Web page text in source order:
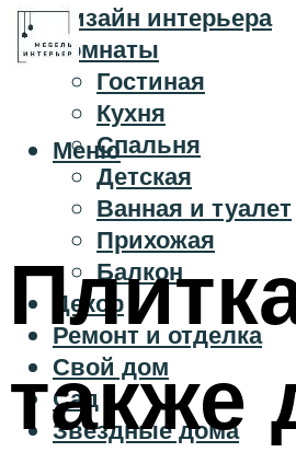
Дизайн интерьера
Комнаты
Гостиная
Кухня
Спальня
Детская
Ванная и туалет
Прихожая
Балкон
Декор
Ремонт и отделка
Свой дом
Сад
Звездные дома
Меню
также